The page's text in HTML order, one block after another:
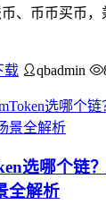
、币币买币，
载 qbadmin
选哪个链
全解析